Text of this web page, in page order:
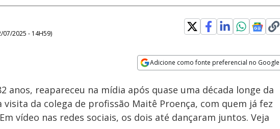
07/2025 - 14H59)
Adicione como fonte preferencial no Google
Velocidade
anos, reapareceu na mídia após quase uma década longe da
da colega de profissão Maitê Proença, com quem já fez
vídeo nas redes sociais, os dois até dançaram juntos. Veja